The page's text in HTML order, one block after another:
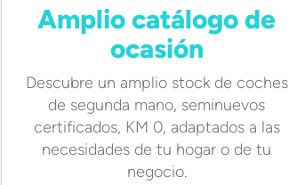
Amplio catálogo de
ocasión
Descubre un amplio stock de coches
de segunda mano, seminuevos
certificados, KM 0, adaptados a las
necesidades de tu hogar o de tu
negocio.